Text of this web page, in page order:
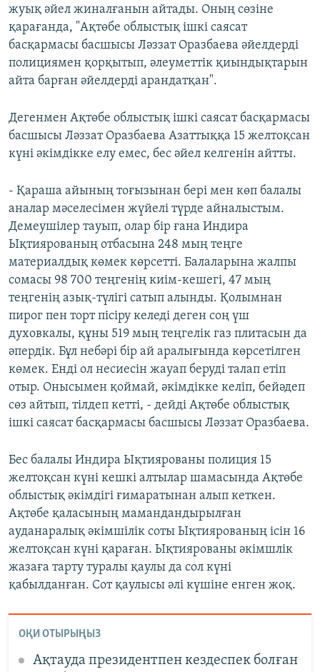
жуық әйел жиналғанын айтады. Оның сөзіне
қарағанда, "Ақтөбе облыстық ішкі саясат
басқармасы басшысы Ләззат Оразбаева әйелдерді
полициямен қорқытып, әлеуметтік қиындықтарын
айта барған әйелдерді арандатқан".
Дегенмен Ақтөбе облыстық ішкі саясат басқармасы
басшысы Ләззат Оразбаева Азаттыққа 15 желтоқсан
күні әкімдікке елу емес, бес әйел келгенін айтты.
- Қараша айының тоғызынан бері мен көп балалы
аналар мәселесімен жүйелі түрде айналыстым.
Демеушілер тауып, олар бір ғана Индира
Ықтиярованың отбасына 248 мың теңге
материалдық көмек көрсетті. Балаларына жалпы
сомасы 98 700 теңгенің киім-кешегі, 47 мың
теңгенің азық-түлігі сатып алынды. Қолымнан
пирог пен торт пісіру келеді деген соң үш
духовкалы, құны 519 мың теңгелік газ плитасын да
әпердік. Бұл небәрі бір ай аралығында көрсетілген
көмек. Енді ол несиесін жауап беруді талап етіп
отыр. Онысымен қоймай, әкімдікке келіп, бейәдеп
сөз айтып, тілдеп кетті, - дейді Ақтөбе облыстық
ішкі саясат басқармасы басшысы Ләззат Оразбаева.
Бес балалы Индира Ықтиярованы полиция 15
желтоқсан күні кешкі алтылар шамасында Ақтөбе
облыстық әкімдігі ғимаратынан алып кеткен.
Ақтөбе қаласының мамандандырылған
ауданаралық әкімшілік соты Ықтиярованың ісін 16
желтоқсан күні қараған. Ықтиярованы әкімшлік
жазаға тарту туралы қаулы да сол күні
қабылданған. Сот қаулысы әлі күшіне енген жоқ.
ОҚИ ОТЫРЫҢЫЗ
Ақтауда президентпен кездеспек болған